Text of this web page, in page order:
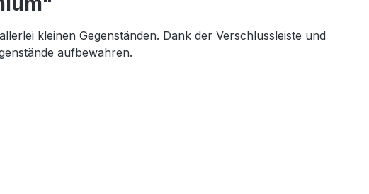
kleinen Gegenständen. Dank der Verschlussleiste und
aufbewahren.